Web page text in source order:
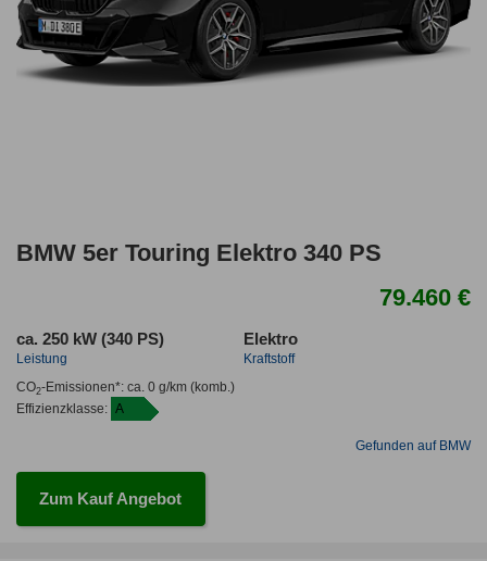
BMW 5er Touring Elektro 340 PS
79.460 €
ca. 250 kW (340 PS)
Leistung
Elektro
Kraftstoff
CO2-Emissionen*: ca. 0 g/km(komb.)
Effizienzklasse: A
Gefunden auf BMW
Zum Kauf Angebot